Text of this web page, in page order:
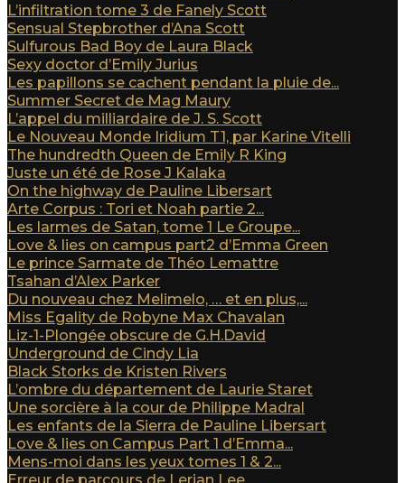
L’infiltration tome 3 de Fanely Scott
Sensual Stepbrother d’Ana Scott
Sulfurous Bad Boy de Laura Black
Sexy doctor d’Emily Jurius
Les papillons se cachent pendant la pluie de...
Summer Secret de Mag Maury
L’appel du milliardaire de J. S. Scott
Le Nouveau Monde Iridium T1, par Karine Vitelli
The hundredth Queen de Emily R King
Juste un été de Rose J Kalaka
On the highway de Pauline Libersart
Arte Corpus : Tori et Noah partie 2...
Les larmes de Satan, tome 1 Le Groupe...
Love & lies on campus part2 d’Emma Green
Le prince Sarmate de Théo Lemattre
Tsahan d’Alex Parker
Du nouveau chez Melimelo, … et en plus,...
Miss Egality de Robyne Max Chavalan
Liz-1-Plongée obscure de G.H.David
Underground de Cindy Lia
Black Storks de Kristen Rivers
L’ombre du département de Laurie Staret
Une sorcière à la cour de Philippe Madral
Les enfants de la Sierra de Pauline Libersart
Love & lies on Campus Part 1 d’Emma...
Mens-moi dans les yeux tomes 1 & 2...